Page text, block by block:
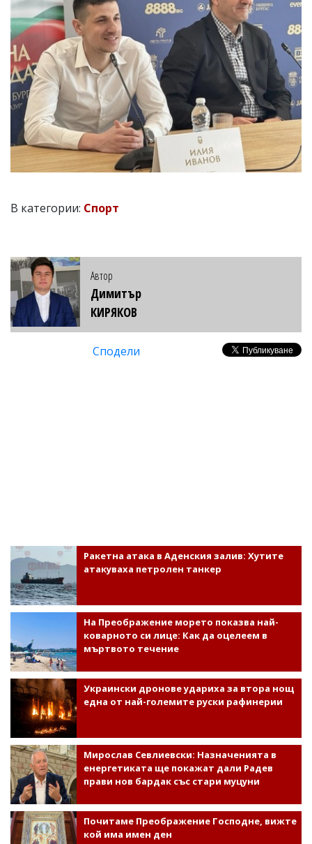
В категории: Спорт
Автор
Димитър
КИРЯКОВ
Сподели
Ракетна атака в Аденския залив: Хутите
атакуваха петролен танкер
На Преображение морето показва най-
коварното си лице: Как да оцелеем в
мъртвото течение
Украински дронове удариха за втора нощ
една от най-големите руски рафинерии
Мирослав Севлиевски: Назначенията в
енергетиката ще покажат дали Радев
прави нов бардак със стари муцуни
Почитаме Преображение Господне, вижте
кой има имен ден